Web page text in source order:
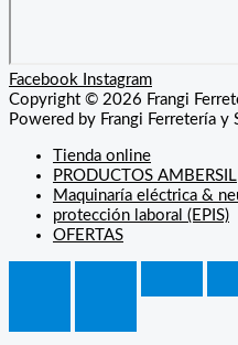
Facebook Instagram
Copyright © 2026 Frangi
Powered by Frangi Ferretería y
Tienda online
PRODUCTOS AMBERSIL
Maquinaría eléctrica &
protección laboral (EPIS)
OFERTAS